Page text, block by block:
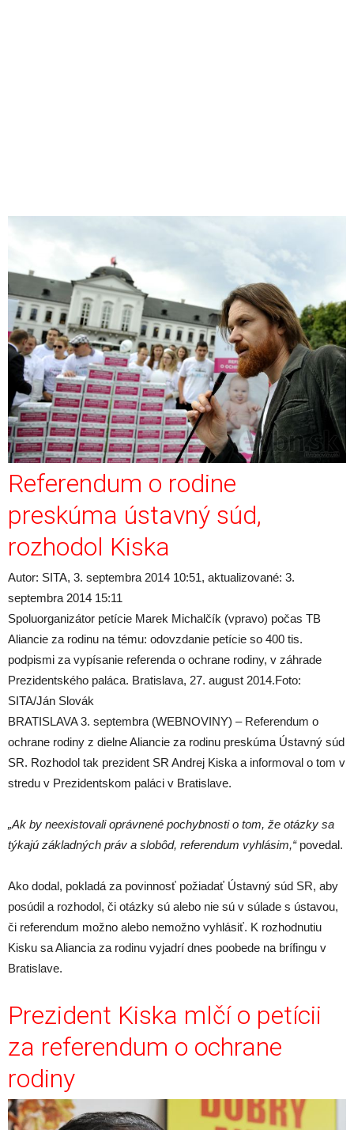
Referendum o rodine
preskúma ústavný súd,
rozhodol Kiska
Autor: SITA, 3. septembra 2014 10:51, aktualizované: 3.
septembra 2014 15:11
Spoluorganizátor petície Marek Michalčík (vpravo) počas TB
Aliancie za rodinu na tému: odovzdanie petície so 400 tis.
podpismi za vypísanie referenda o ochrane rodiny, v záhrade
Prezidentského paláca. Bratislava, 27. august 2014.Foto:
SITA/Ján Slovák
BRATISLAVA 3. septembra (WEBNOVINY) – Referendum o
ochrane rodiny z dielne Aliancie za rodinu preskúma Ústavný súd
SR. Rozhodol tak prezident SR Andrej Kiska a informoval o tom v
stredu v Prezidentskom paláci v Bratislave.
„Ak by neexistovali oprávnené pochybnosti o tom, že otázky sa
týkajú základných práv a slobôd, referendum vyhlásim,“povedal.
Ako dodal, pokladá za povinnosť požiadať Ústavný súd SR, aby
posúdil a rozhodol, či otázky sú alebo nie sú v súlade s ústavou,
či referendum možno alebo nemožno vyhlásiť. K rozhodnutiu
Kisku sa Aliancia za rodinu vyjadrí dnes poobede na brífingu v
Bratislave.
Prezident Kiska mlčí o petícii
za referendum o ochrane
rodiny